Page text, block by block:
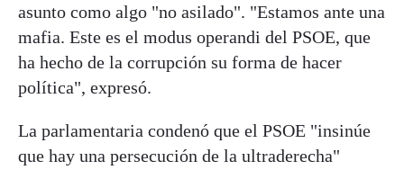
asunto como algo "no asilado". "Estamos ante una
mafia. Este es el modus operandi del PSOE, que
ha hecho de la corrupción su forma de hacer
política", expresó.
La parlamentaria condenó que el PSOE "insinúe
que hay una persecución de la ultraderecha"